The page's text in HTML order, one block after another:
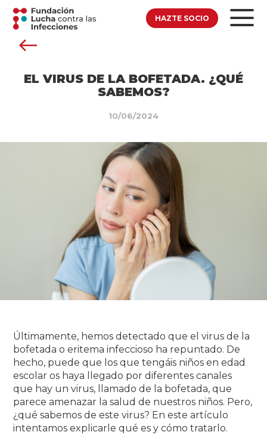
HAZTE SOCIO
EL VIRUS DE LA BOFETADA. ¿QUÉ
SABEMOS?
10/06/2024
Últimamente, hemos detectado que el virus de la
bofetada o eritema infeccioso ha repuntado. De
hecho, puede que los que tengáis niños en edad
escolar os haya llegado por diferentes canales
que hay un virus, llamado de la bofetada, que
parece amenazar la salud de nuestros niños. Pero,
¿qué sabemos de este virus? En este artículo
intentamos explicarle qué es y cómo tratarlo.